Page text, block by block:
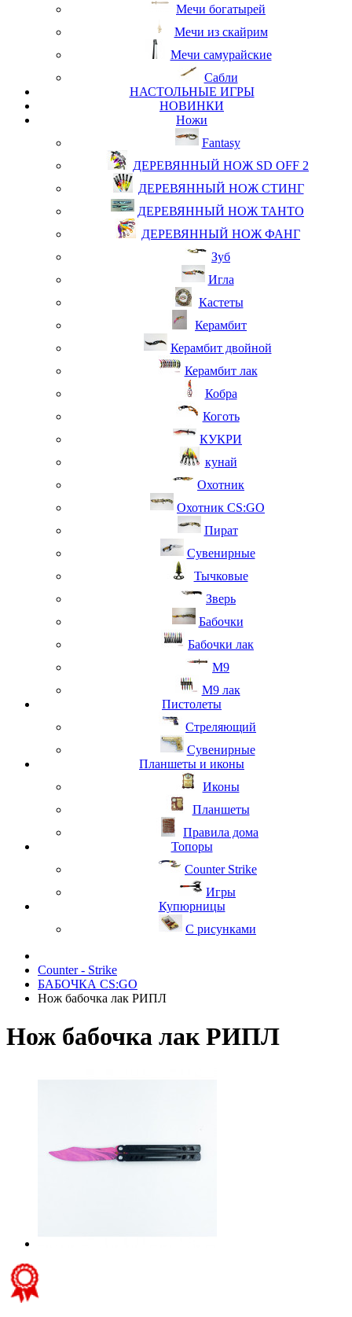
Мечи богатырей
Мечи из скайрим
Мечи самурайские
Сабли
НАСТОЛЬНЫЕ ИГРЫ
НОВИНКИ
Ножи
Fantasy
ДЕРЕВЯННЫЙ НОЖ SD OFF 2
ДЕРЕВЯННЫЙ НОЖ СТИНГ
ДЕРЕВЯННЫЙ НОЖ ТАНТО
ДЕРЕВЯННЫЙ НОЖ ФАНГ
Зуб
Игла
Кастеты
Керамбит
Керамбит двойной
Керамбит лак
Кобра
Коготь
КУКРИ
кунай
Охотник
Охотник CS:GO
Пират
Сувенирные
Тычковые
Зверь
Бабочки
Бабочки лак
М9
M9 лак
Пистолеты
Стреляющий
Сувенирные
Планшеты и иконы
Иконы
Планшеты
Правила дома
Топоры
Counter Strike
Игры
Купюрницы
С рисунками
Counter - Strike
БАБОЧКА CS:GO
Нож бабочка лак РИПЛ
Нож бабочка лак РИПЛ